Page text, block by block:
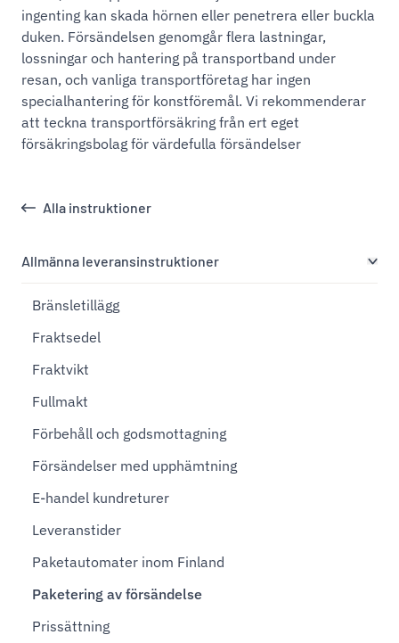
Alla instruktioner
Allmänna leveransinstruktioner
Bränsletillägg
Fraktsedel
Fraktvikt
Fullmakt
Förbehåll och godsmottagning
Försändelser med upphämtning
E-handel kundreturer
Leveranstider
Paketautomater inom Finland
Paketering av försändelse
Prissättning
ingenting kan skada hörnen eller penetrera eller buckla
duken. Försändelsen genomgår flera lastningar,
lossningar och hantering på transportband under
resan, och vanliga transportföretag har ingen
specialhantering för konstföremål. Vi rekommenderar
att teckna transportförsäkring från ert eget
försäkringsbolag för värdefulla försändelser